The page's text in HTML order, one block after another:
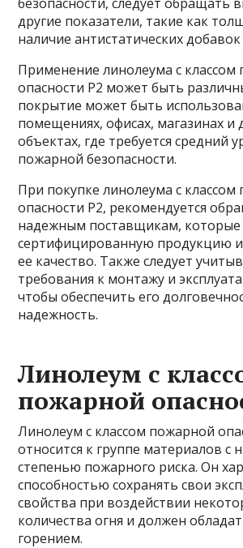
другие показатели, такие как
наличие антистатических добавок
Применение линолеума с классом
опасности Р2 может быть
покрытие может быть
помещениях, офисах, магазинах и
объектах, где требуется средний
пожарной безопасности.
При покупке линолеума с
опасности Р2, рекомендуется
надежным поставщикам, которые
сертифицированную продукцию
ее качество. Также следует
требования к монтажу и
чтобы обеспечить его
надежность.
Линолеум с
пожарной
Линолеум с классом пожарной
относится к группе материалов с
степенью пожарного риска. Он
способностью сохранять свои
свойства при воздействии
количества огня и должен
горением.